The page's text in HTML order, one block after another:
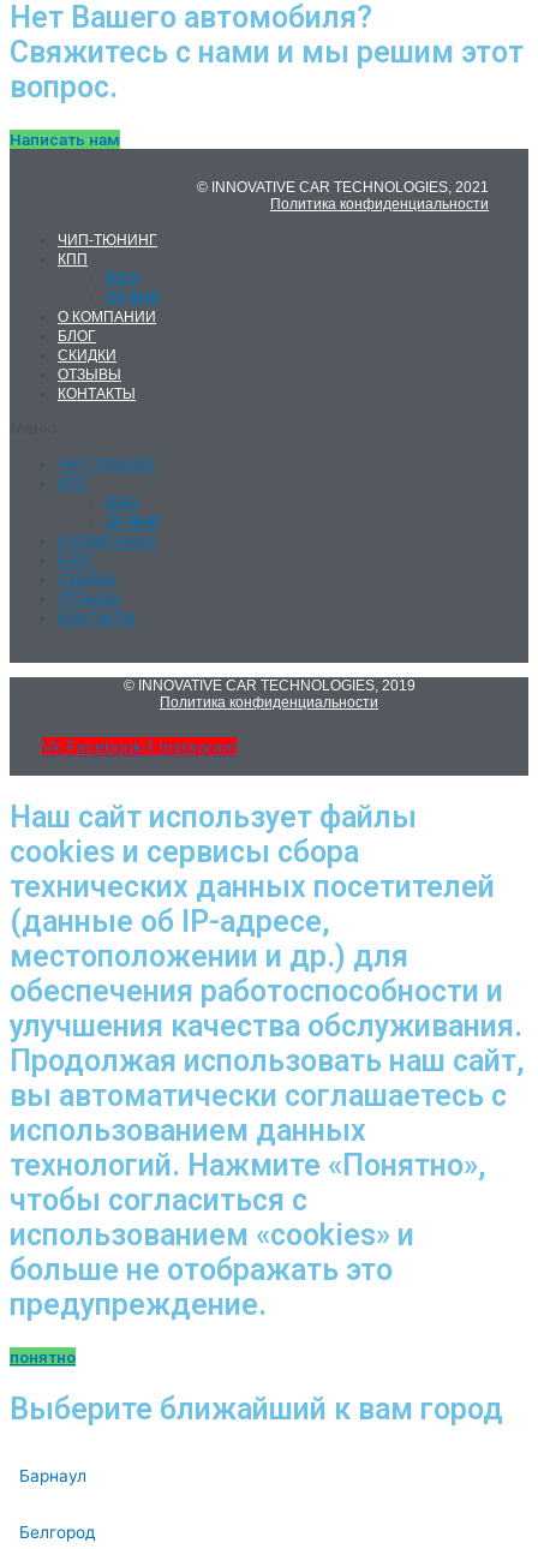
Нет Вашего автомобиля?
Свяжитесь с нами и мы решим этот
вопрос.
Написать нам
© INNOVATIVE CAR TECHNOLOGIES, 2021
Политика конфиденциальности
ЧИП-ТЮНИНГ
КПП
DSG
ZF 8HP
О КОМПАНИИ
БЛОГ
СКИДКИ
ОТЗЫВЫ
КОНТАКТЫ
ЧИП-ТЮНИНГ
КПП
DSG
ZF 8HP
О КОМПАНИИ
БЛОГ
СКИДКИ
ОТЗЫВЫ
КОНТАКТЫ
© INNOVATIVE CAR TECHNOLOGIES, 2019
Политика конфиденциальности
Vk Facebook-f Instagram
Наш сайт использует файлы
cookies и сервисы сбора
технических данных посетителей
(данные об IP-адресе,
местоположении и др.) для
обеспечения работоспособности и
улучшения качества обслуживания.
Продолжая использовать наш сайт,
вы автоматически соглашаетесь с
использованием данных
технологий. Нажмите «Понятно»,
чтобы согласиться с
использованием «cookies» и
больше не отображать это
предупреждение.
понятно
Выберите ближайший к вам город
Барнаул
Белгород